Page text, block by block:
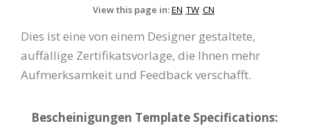
View this page in:EN TW CN
Dies ist eine von einem Designer gestaltete,
auffällige Zertifikatsvorlage, die Ihnen mehr
Aufmerksamkeit und Feedback verschafft.
Bescheinigungen Template Specifications: